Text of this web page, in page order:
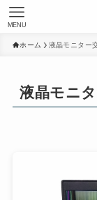
MENU
ホーム 液晶モニター
液晶モニ